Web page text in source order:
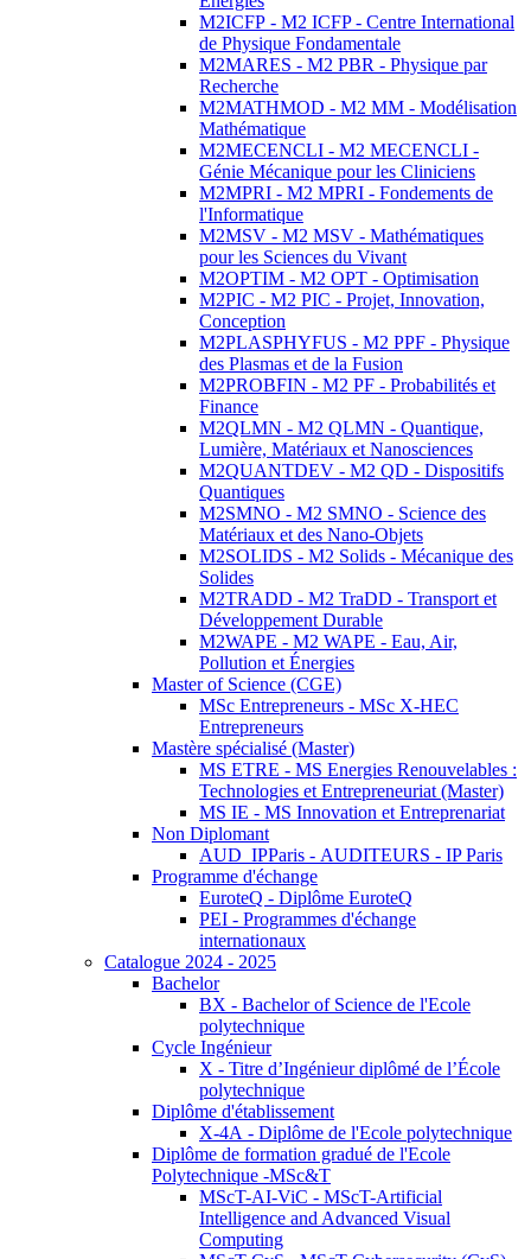
M2ICFP - M2 ICFP - Centre International
de Physique Fondamentale
M2MARES - M2 PBR - Physique par
Recherche
M2MATHMOD - M2 MM - Modélisation
Mathématique
M2MECENCLI - M2 MECENCLI -
Génie Mécanique pour les Cliniciens
M2MPRI - M2 MPRI - Fondements de
l'Informatique
M2MSV - M2 MSV - Mathématiques
pour les Sciences du Vivant
M2OPTIM - M2 OPT - Optimisation
M2PIC - M2 PIC - Projet, Innovation,
Conception
M2PLASPHYFUS - M2 PPF - Physique
des Plasmas et de la Fusion
M2PROBFIN - M2 PF - Probabilités et
Finance
M2QLMN - M2 QLMN - Quantique,
Lumière, Matériaux et Nanosciences
M2QUANTDEV - M2 QD - Dispositifs
Quantiques
M2SMNO - M2 SMNO - Science des
Matériaux et des Nano-Objets
M2SOLIDS - M2 Solids - Mécanique des
Solides
M2TRADD - M2 TraDD - Transport et
Développement Durable
M2WAPE - M2 WAPE - Eau, Air,
Pollution et Énergies
Master of Science (CGE)
MSc Entrepreneurs - MSc X-HEC
Entrepreneurs
Mastère spécialisé (Master)
MS ETRE - MS Energies Renouvelables :
Technologies et Entrepreneuriat (Master)
MS IE - MS Innovation et Entreprenariat
Non Diplomant
AUD_IPParis - AUDITEURS - IP Paris
Programme d'échange
EuroteQ - Diplôme EuroteQ
PEI - Programmes d'échange
internationaux
Catalogue 2024 - 2025
Bachelor
BX - Bachelor of Science de l'Ecole
polytechnique
Cycle Ingénieur
X - Titre d’Ingénieur diplômé de l’École
polytechnique
Diplôme d'établissement
X-4A - Diplôme de l'Ecole polytechnique
Diplôme de formation gradué de l'Ecole
Polytechnique -MSc&T
MScT-AI-ViC - MScT-Artificial
Intelligence and Advanced Visual
Computing